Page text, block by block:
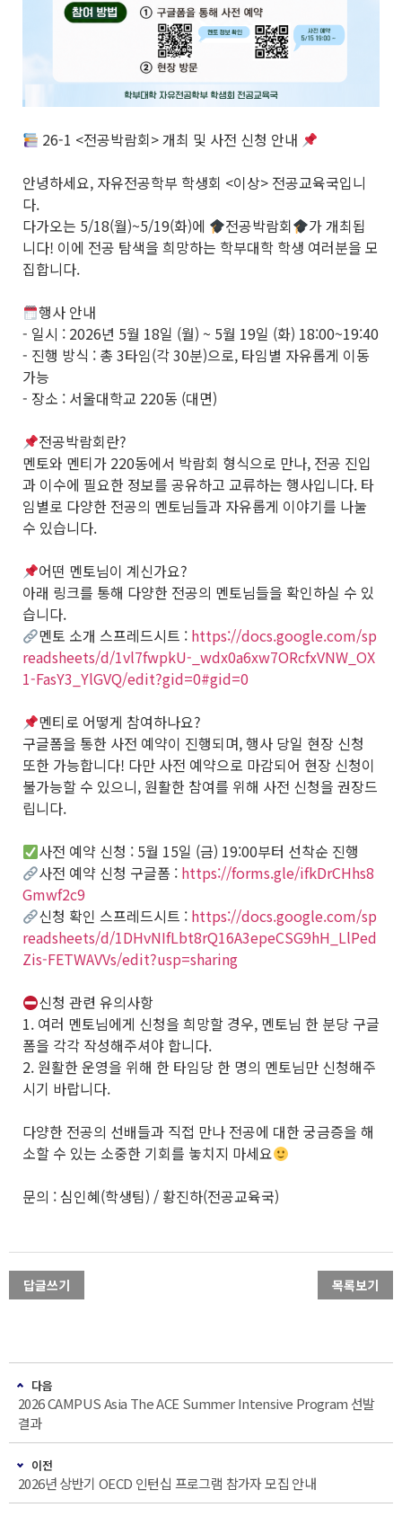
26-1 <전공박람회> 개최 및 사전 신청 안내
안녕하세요, 자유전공학부 학생회 <이상> 전공교육국입니
다.
다가오는 5/18(월)~5/19(화)에
전공박람회
가 개최됩
니다! 이에 전공 탐색을 희망하는 학부대학 학생 여러분을 모
집합니다.
행사 안내
- 일시 : 2026년 5월 18일 (월) ~ 5월 19일 (화) 18:00~19:40
- 진행 방식 : 총 3타임(각 30분)으로, 타임별 자유롭게 이동
가능
- 장소 : 서울대학교 220동 (대면)
전공박람회란?
멘토와 멘티가 220동에서 박람회 형식으로 만나, 전공 진입
과 이수에 필요한 정보를 공유하고 교류하는 행사입니다. 타
임별로 다양한 전공의 멘토님들과 자유롭게 이야기를 나눌
수 있습니다.
어떤 멘토님이 계신가요?
아래 링크를 통해 다양한 전공의 멘토님들을 확인하실 수 있
습니다.
멘토 소개 스프레드시트 : https://docs.google.com/sp
readsheets/d/1vl7fwpkU-_wdx0a6xw7ORcfxVNW_OX
1-FasY3_YlGVQ/edit?gid=0#gid=0
멘티로 어떻게 참여하나요?
구글폼을 통한 사전 예약이 진행되며, 행사 당일 현장 신청
또한 가능합니다! 다만 사전 예약으로 마감되어 현장 신청이
불가능할 수 있으니, 원활한 참여를 위해 사전 신청을 권장드
립니다.
사전 예약 신청 : 5월 15일 (금) 19:00부터 선착순 진행
사전 예약 신청 구글폼 : https://forms.gle/ifkDrCHhs8
Gmwf2c9
신청 확인 스프레드시트 : https://docs.google.com/sp
readsheets/d/1DHvNIfLbt8rQ16A3epeCSG9hH_LlPed
Zis-FETWAVVs/edit?usp=sharing
신청 관련 유의사항
1. 여러 멘토님에게 신청을 희망할 경우, 멘토님 한 분당 구글
폼을 각각 작성해주셔야 합니다.
2. 원활한 운영을 위해 한 타임당 한 명의 멘토님만 신청해주
시기 바랍니다.
다양한 전공의 선배들과 직접 만나 전공에 대한 궁금증을 해
소할 수 있는 소중한 기회를 놓치지 마세요
문의 : 심인혜(학생팀) / 황진하(전공교육국)
답글쓰기 목록보기
다음
2026 CAMPUS Asia The ACE Summer Intensive Program 선발
결과
이전
2026년 상반기 OECD 인턴십 프로그램 참가자 모집 안내